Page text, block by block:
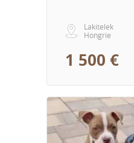
Lakitelek
Hongrie
1 500 €